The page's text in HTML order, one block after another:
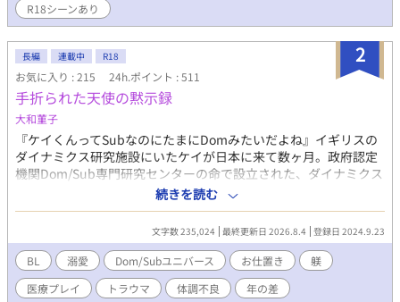
R18シーンあり
2
長編 連載中 R18
お気に入り : 215 24h.ポイント : 511
手折られた天使の黙示録
大和菫子
『ケイくんってSubなのにたまにDomみたいだよね』イギリスの
ダイナミクス研究施設にいたケイが日本に来て数ヶ月。政府認定
機関Dom/Sub専門研究センターの命で設立された、ダイナミクス
科のある総合病院は2年前、付属の小児訓練施設「聖フィリア学
園」を立ち上げた。『ケイくんは特別だからね、この事は他の人
にバレちゃいけないんだよ。だから頑張ってコントロールしなき
ゃ』 学園では今日もお医者さんたちと思春期真っ只中の子供たち
が、濃厚でSっ気たっぷりな特殊プレイ中！Domのお医者さんと
Subの子供たちの日常の物語。 ※なんちゃって医療モノ。トラウ
マ表現あり。 Dom/Subユニバースにオリジナル設定あり。
続きを読む
文字数 235,024 最終更新日 2026.8.4 登録日 2024.9.23
BL 溺愛 Dom/Subユニバース お仕置き
躾
医療プレイ
トラウマ 体調不良 年の差